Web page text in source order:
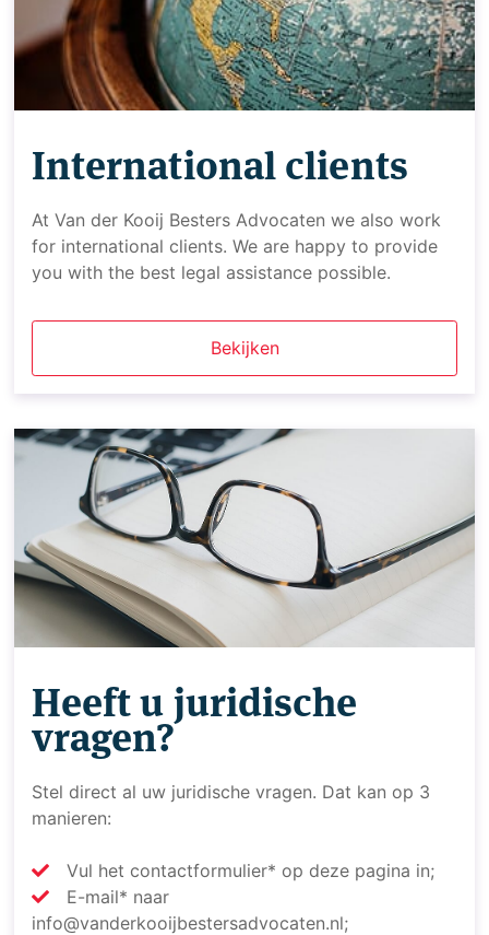
International clients
At Van der Kooij Besters Advocaten we also work
for international clients. We are happy to provide
you with the best legal assistance possible.
Bekijken
Heeft u juridische
vragen?
Stel direct al uw juridische vragen. Dat kan op 3
manieren:
Vul het contactformulier* op deze pagina in;
E-mail* naar
info@vanderkooijbestersadvocaten.nl;